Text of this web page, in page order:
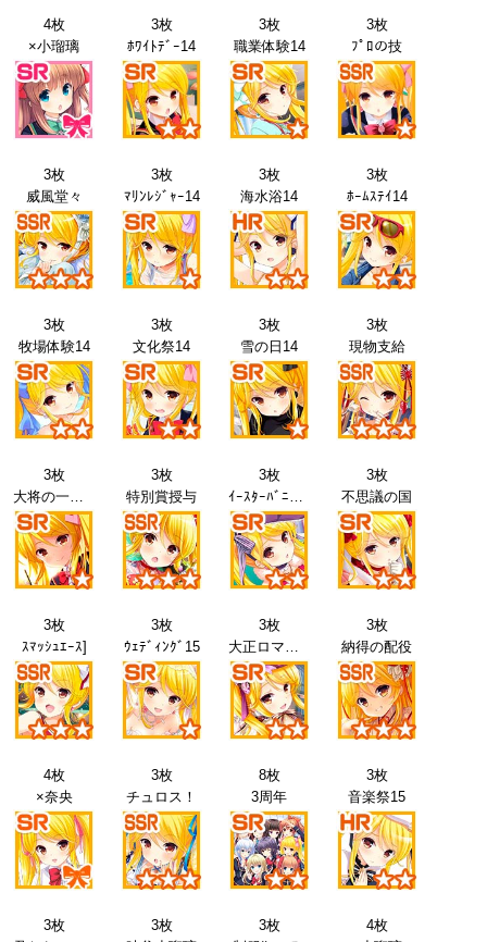
4枚
×小瑠璃
3枚
ﾎﾜｲﾄﾃﾞｰ14
3枚
職業体験14
3枚
ﾌﾟﾛの技
3枚
威風堂々
3枚
ﾏﾘﾝﾚｼﾞｬｰ14
3枚
海水浴14
3枚
ﾎｰﾑｽﾃｲ14
3枚
牧場体験14
3枚
文化祭14
3枚
雪の日14
3枚
現物支給
3枚
大将の一日15
3枚
特別賞授与
3枚
ｲｰｽﾀｰﾊﾞﾆｰ15
3枚
不思議の国
3枚
ｽﾏｯｼｭｴｰｽ]
3枚
ｳｪﾃﾞｨﾝｸﾞ15
3枚
大正ロマン15
3枚
納得の配役
4枚
×奈央
3枚
チュロス！
8枚
3周年
3枚
音楽祭15
3枚
3枚
3枚
4枚